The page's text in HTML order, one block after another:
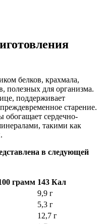
белков, крахмала,
полезных для организма.
поддерживает
старение.
обогащает сердечно-
такими как
в следующей
грамм 143 Кал
9,9 г
5,3 г
12,7 г